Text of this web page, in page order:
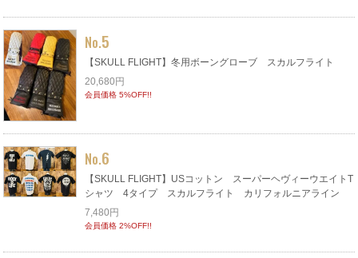
No.5
【SKULL FLIGHT】冬用ボーングローブ スカルフライト
20,680円
会員価格 5%OFF!!
No.6
【SKULL FLIGHT】USコットン スーパーヘヴィーウエイトT
シャツ 4タイプ スカルフライト カリフォルニアライン
7,480円
会員価格 2%OFF!!